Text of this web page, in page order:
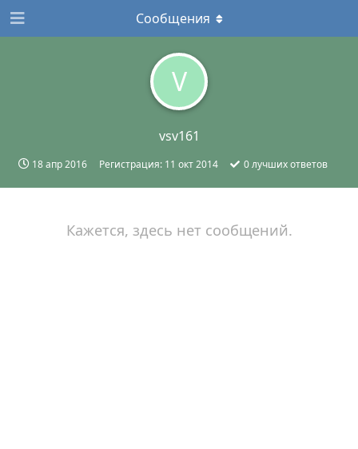
V
vsv161
18 апр 2016 Регистрация: 11 окт 2014 0лучших ответов
Сообщения
Кажется, здесь нет сообщений.